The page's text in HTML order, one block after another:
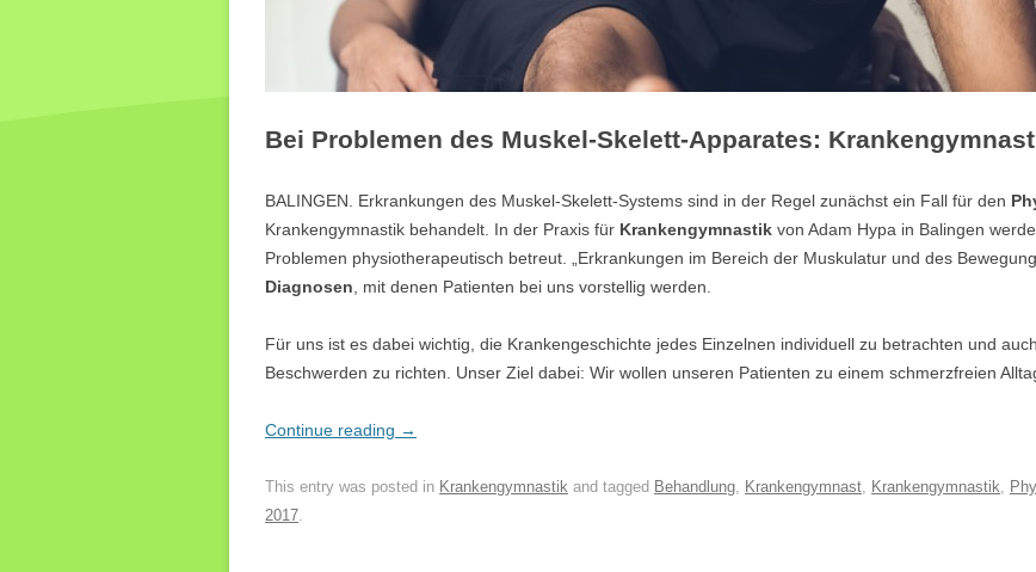
Bei Problemen des Muskel-Skelett-Apparates:
BALINGEN. Erkrankungen des Muskel-Skelett-Systems sind in der Regel zunächst ein Fall für den
Krankengymnastik behandelt. In der Praxis für Krankengymnastik von Adam Hypa in Balingen
Problemen physiotherapeutisch betreut. „Erkrankungen im Bereich der Muskulatur und des
Diagnosen , mit denen Patienten bei uns vorstellig werden.
Für uns ist es dabei wichtig, die Krankengeschichte jedes Einzelnen individuell zu betrachten und
Beschwerden zu richten. Unser Ziel dabei: Wir wollen unseren Patienten zu einem schmerzfreien
Continue reading →
This entry was posted in Krankengymnastik and tagged Behandlung, Krankengymnast, Krankengymnastik,
2017.